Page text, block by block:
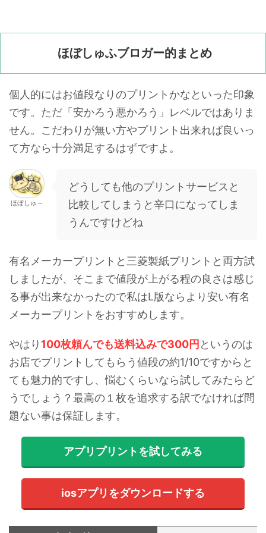
ほぼしゅふブロガー的まとめ
個人的にはお値段なりのプリントかなといった印象
です。ただ「安かろう悪かろう」レベルではありま
せん。こだわりが無い方やプリント出来れば良いっ
て方なら十分満足するはずですよ。
ほぼしゅ～
どうしても他のプリントサービスと
比較してしまうと辛口になってしま
うんですけどね
有名メーカープリントと三菱製紙プリントと両方試
しましたが、そこまで値段が上がる程の良さは感じ
る事が出来なかったので私はL版ならより安い有名
メーカープリントをおすすめします。
やはり 100枚頼んでも送料込みで300円というのは
お店でプリントしてもらう値段の約1/10ですからと
ても魅力的ですし、悩むくらいなら試してみたらど
うでしょう？最高の１枚を追求する訳でなければ問
題ない事は保証します。
アプリプリントを試してみる
iosアプリをダウンロードする